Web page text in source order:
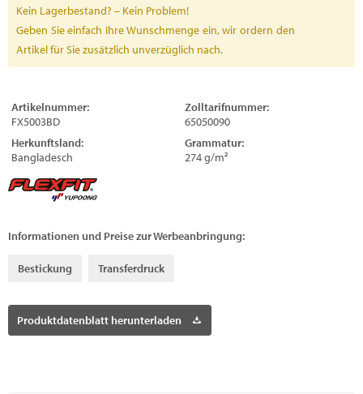
Kein Lagerbestand? – Kein Problem!
Geben Sie einfach Ihre Wunschmenge ein, wir ordern den
Artikel für Sie zusätzlich unverzüglich nach.
Artikelnummer:
FX5003BD
Zolltarifnummer:
65050090
Herkunftsland:
Bangladesch
Grammatur:
274 g/m²
Informationen und Preise zur Werbeanbringung:
Bestickung Transferdruck
Produktdatenblatt herunterladen